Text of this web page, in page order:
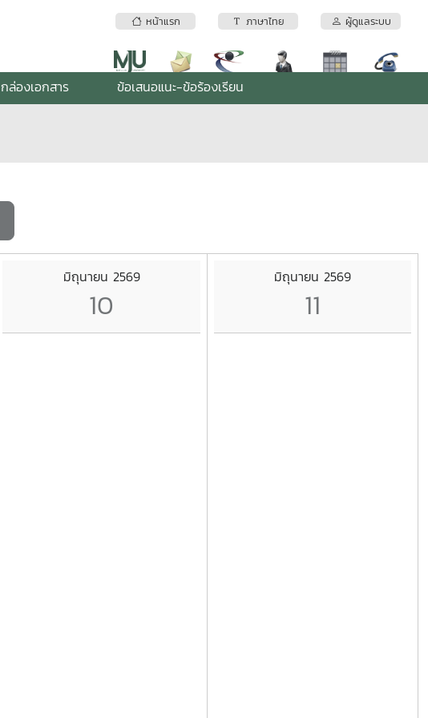
หน้าแรก ภาษาไทย ผู้ดูแลระบบ
กล่องเอกสาร ข้อเสนอแนะ-ข้อร้องเรียน
มิถุนายน 2569
10
มิถุนายน 2569
11